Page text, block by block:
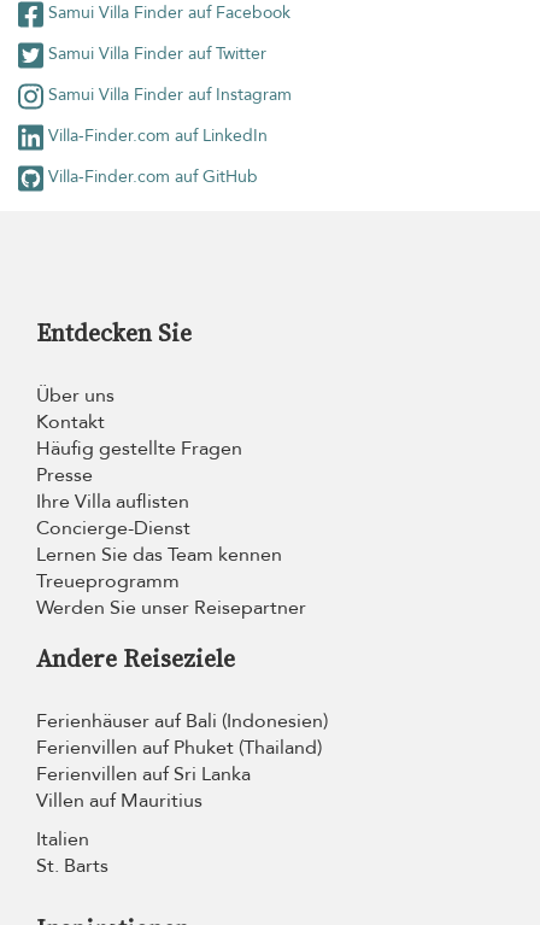
Samui Villa Finder auf Facebook
Samui Villa Finder auf Twitter
Samui Villa Finder auf Instagram
Villa-Finder.com auf LinkedIn
Villa-Finder.com auf GitHub
Entdecken Sie
Über uns
Kontakt
Häufig gestellte Fragen
Presse
Ihre Villa auflisten
Concierge-Dienst
Lernen Sie das Team kennen
Treueprogramm
Werden Sie unser Reisepartner
Andere Reiseziele
Ferienhäuser auf Bali (Indonesien)
Ferienvillen auf Phuket (Thailand)
Ferienvillen auf Sri Lanka
Villen auf Mauritius
Italien
St. Barts